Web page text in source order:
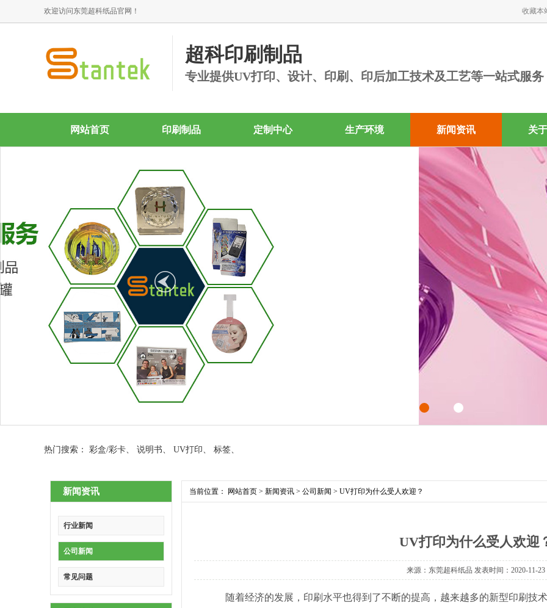
欢迎访问东莞超科纸品官网！ 收藏本
超科印刷制品
专业提供UV打印、设计、印刷、印后加工技术及工艺等一站式服务
网站首页 印刷制品 定制中心 生产环境 新闻资讯 关
热门搜索： 彩盒/彩卡、 说明书、 UV打印、 标签、
新闻资讯
行业新闻
公司新闻
常见问题
当前位置： 网站首页 > 新闻资讯 > 公司新闻 > UV打印为什么受人欢迎？
UV打印为什么受人欢迎
来源：东莞超科纸品 发表时间：2020-11-23
随着经济的发展，印刷水平也得到了不断的提高，越来越多的新型印刷技